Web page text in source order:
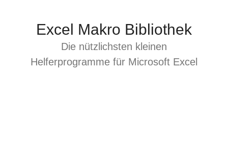
Excel Makro Bibliothek
Die nützlichsten kleinen
Helferprogramme für Microsoft Excel